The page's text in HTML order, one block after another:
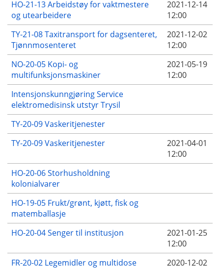
HO-21-13 Arbeidstøy for vaktmestere
og utearbeidere
2021-12-14
12:00
TY-21-08 Taxitransport for dagsenteret,
Tjønnmosenteret
2021-12-02
12:00
NO-20-05 Kopi- og
multifunksjonsmaskiner
2021-05-19
12:00
Intensjonskunngjøring Service
elektromedisinsk utstyr Trysil
TY-20-09 Vaskeritjenester
TY-20-09 Vaskeritjenester
2021-04-01
12:00
HO-20-06 Storhusholdning
kolonialvarer
HO-19-05 Frukt/grønt, kjøtt, fisk og
matemballasje
HO-20-04 Senger til institusjon
2021-01-25
12:00
FR-20-02 Legemidler og multidose
2020-12-02